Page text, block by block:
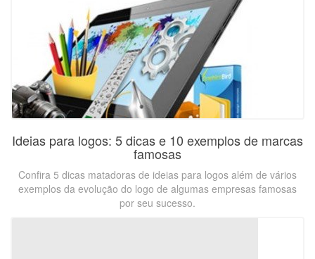
Ideias para logos: 5 dicas e 10 exemplos de marcas
famosas
Confira 5 dicas matadoras de ideias para logos além de vários
exemplos da evolução do logo de algumas empresas famosas
por seu sucesso.